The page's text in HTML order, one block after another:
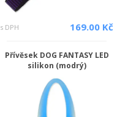
s DPH 169.00 Kč
Přívěsek DOG FANTASY LED
silikon (modrý)